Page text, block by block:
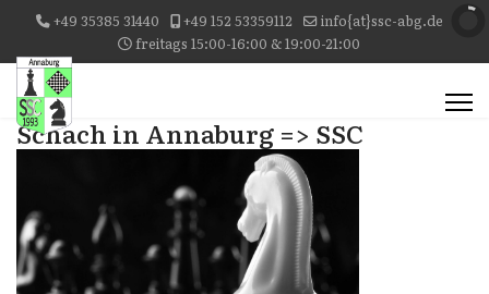
+49 35385 31440 +49 152 53359112
info{at}ssc-abg.de
freitags 15:00-16:00 & 19:00-21:00
Schach in Annaburg => SSC